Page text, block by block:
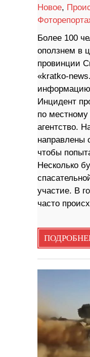
Новое,
Более 100
оползнем в
провинции
«kratko-
информацию
Инцидент
по
агентство.
направлены
чтобы
Несколько
участие. В
часто